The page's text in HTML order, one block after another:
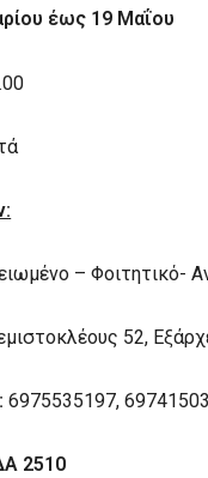
έως 19 Μαΐου
– Φοιτητικό-
52,
6975535197,
2510